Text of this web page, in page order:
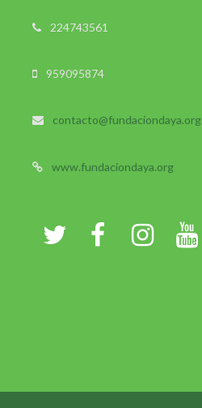
224743561
959095874
contacto@fundaciondaya.org
www.fundaciondaya.org